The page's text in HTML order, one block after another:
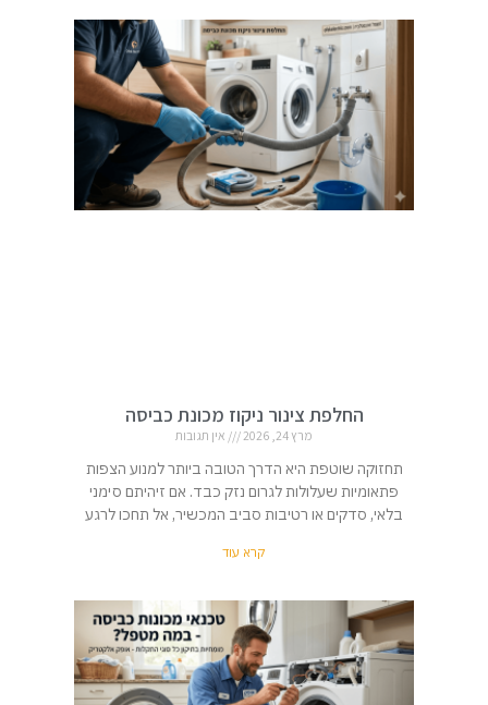
החלפת צינור ניקוז מכונת כביסה
מרץ 24, 2026 אין תגובות
תחזוקה שוטפת היא הדרך הטובה ביותר למנוע הצפות
פתאומיות שעלולות לגרום נזק כבד. אם זיהיתם סימני
בלאי, סדקים או רטיבות סביב המכשיר, אל תחכו לרגע
קרא עוד